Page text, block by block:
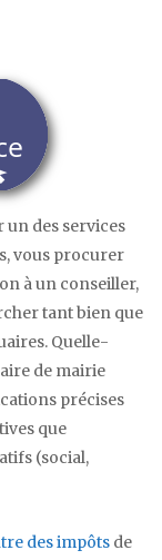
un des services
vous procurer
à un conseiller,
tant bien que
Quelle-
de mairie
précises
que
(social,
des impôts de